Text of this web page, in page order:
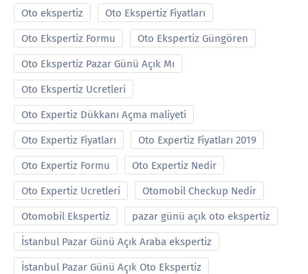
Oto ekspertiz Oto Ekspertiz Fiyatları
Oto Ekspertiz Formu Oto Ekspertiz Güngören
Oto Ekspertiz Pazar Günü Açık Mı
Oto Ekspertiz Ucretleri
Oto Expertiz Dükkanı Açma maliyeti
Oto Expertiz Fiyatları Oto Expertiz Fiyatları 2019
Oto Expertiz Formu Oto Expertiz Nedir
Oto Expertiz Ucretleri Otomobil Checkup Nedir
Otomobil Ekspertiz pazar günü açık oto ekspertiz
İstanbul Pazar Günü Açık Araba ekspertiz
İstanbul Pazar Günü Açık Oto Ekspertiz